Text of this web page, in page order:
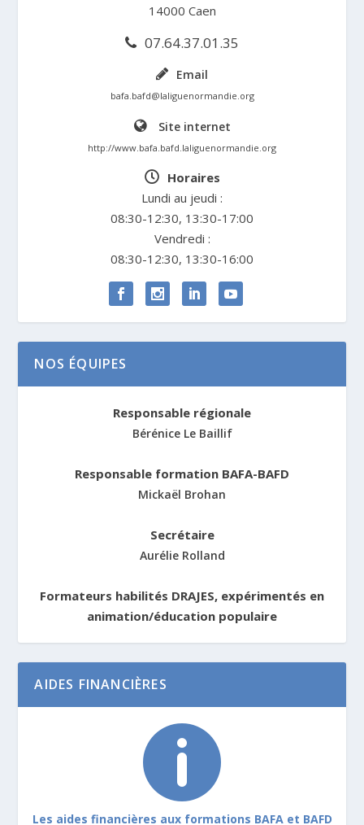
14000 Caen
07.64.37.01.35
Email
bafa.bafd@laliguenormandie.org
Site internet
http://www.bafa.bafd.laliguenormandie.org
Horaires
Lundi au jeudi :
08:30-12:30, 13:30-17:00
Vendredi :
08:30-12:30, 13:30-16:00
NOS ÉQUIPES
Responsable régionale
Bérénice Le Baillif
Responsable formation BAFA-BAFD
Mickaël Brohan
Secrétaire
Aurélie Rolland
Formateurs habilités DRAJES, expérimentés en
animation/éducation populaire
AIDES FINANCIÈRES

Les aides financières aux formations BAFA et BAFD